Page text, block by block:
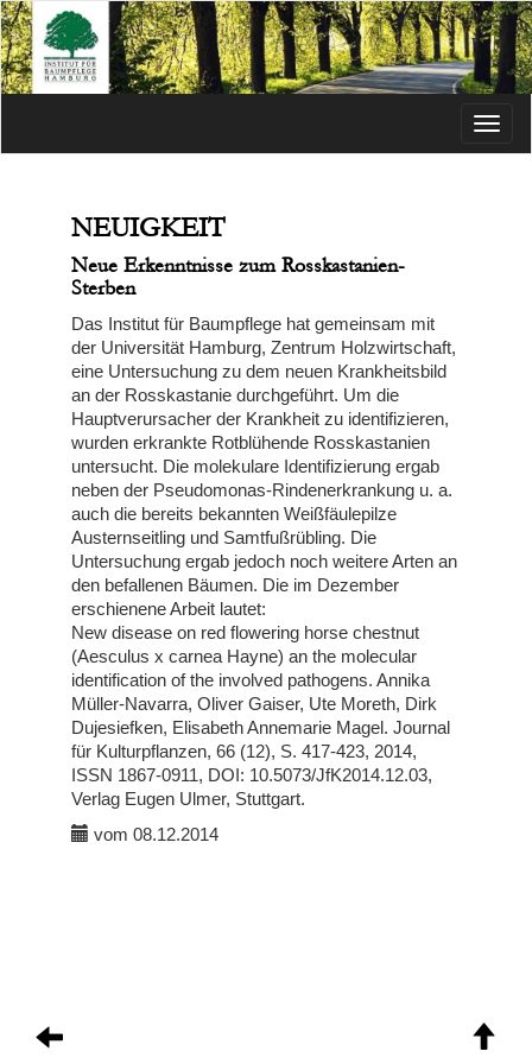
Menü
NEUIGKEIT
Neue Erkenntnisse zum Rosskastanien-
Sterben
Das Institut für Baumpflege hat gemeinsam mit
der Universität Hamburg, Zentrum Holzwirtschaft,
eine Untersuchung zu dem neuen Krankheitsbild
an der Rosskastanie durchgeführt. Um die
Hauptverursacher der Krankheit zu identifizieren,
wurden erkrankte Rotblühende Rosskastanien
untersucht. Die molekulare Identifizierung ergab
neben der Pseudomonas-Rindenerkrankung u. a.
auch die bereits bekannten Weißfäulepilze
Austernseitling und Samtfußrübling. Die
Untersuchung ergab jedoch noch weitere Arten an
den befallenen Bäumen. Die im Dezember
erschienene Arbeit lautet:
New disease on red flowering horse chestnut
(Aesculus x carnea Hayne) an the molecular
identification of the involved pathogens. Annika
Müller-Navarra, Oliver Gaiser, Ute Moreth, Dirk
Dujesiefken, Elisabeth Annemarie Magel. Journal
für Kulturpflanzen, 66 (12), S. 417-423, 2014,
ISSN 1867-0911, DOI: 10.5073/JfK2014.12.03,
Verlag Eugen Ulmer, Stuttgart.
vom 08.12.2014